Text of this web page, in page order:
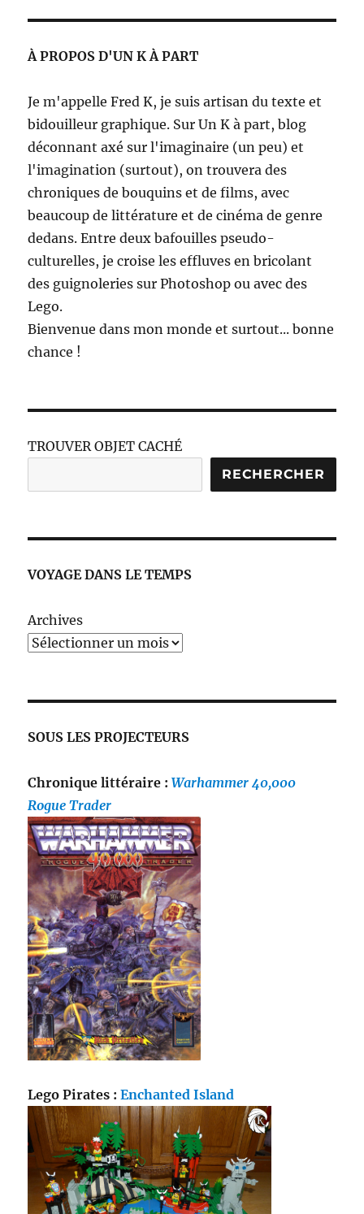
À PROPOS D'UN K À PART
Je m'appelle Fred K, je suis artisan du texte et
bidouilleur graphique. Sur Un K à part, blog
déconnant axé sur l'imaginaire (un peu) et
l'imagination (surtout), on trouvera des
chroniques de bouquins et de films, avec
beaucoup de littérature et de cinéma de genre
dedans. Entre deux bafouilles pseudo-
culturelles, je croise les effluves en bricolant
des guignoleries sur Photoshop ou avec des
Lego.
Bienvenue dans mon monde et surtout... bonne
chance !
TROUVER OBJET CACHÉ
RECHERCHER
VOYAGE DANS LE TEMPS
Archives
SOUS LES PROJECTEURS
Chronique littéraire :Warhammer 40,000
Rogue Trader
Lego Pirates :Enchanted Island